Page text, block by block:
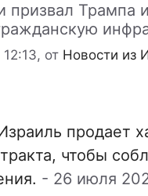
призвал Трампа
от Новости из
продает
чтобы
- 26 июля